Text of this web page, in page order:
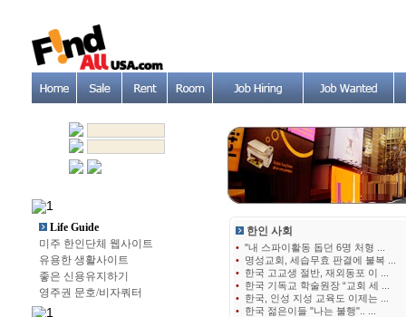
Life Guide
미주 한인단체 웹사이트
유용한 생활사이트
좋은 신용유지하기
영주권 문호/비자쿼터
한인 사회
• "내 스파이활동 돕던 6명 처형 ...
• 명성교회, 세습무효 판결에 불복 ...
• 한국 고교생 절반, 재외동포 이 ...
• 한국 기독교 학술원장 “교회 세 ...
• 한국, 인성 지성 교육도 이제는 ...
• 한국 젊은이들 "나는 불행".. ...